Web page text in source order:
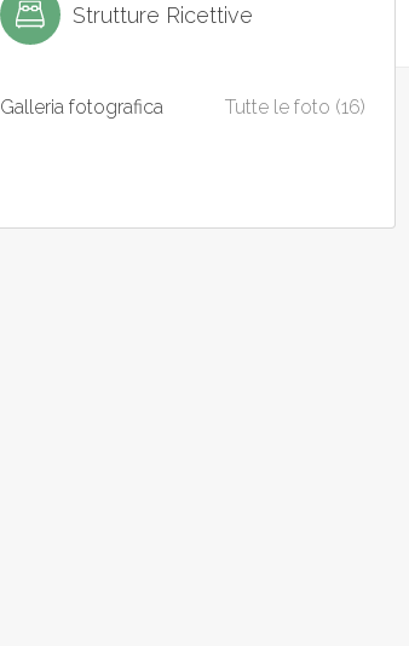
Strutture Ricettive
Galleria fotografica Tutte le foto (16)